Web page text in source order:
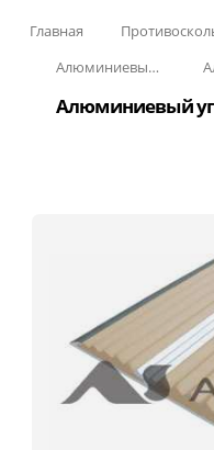
Главная
Алюминиевый угол-порог с резиновой вставкой
Алюминиевый